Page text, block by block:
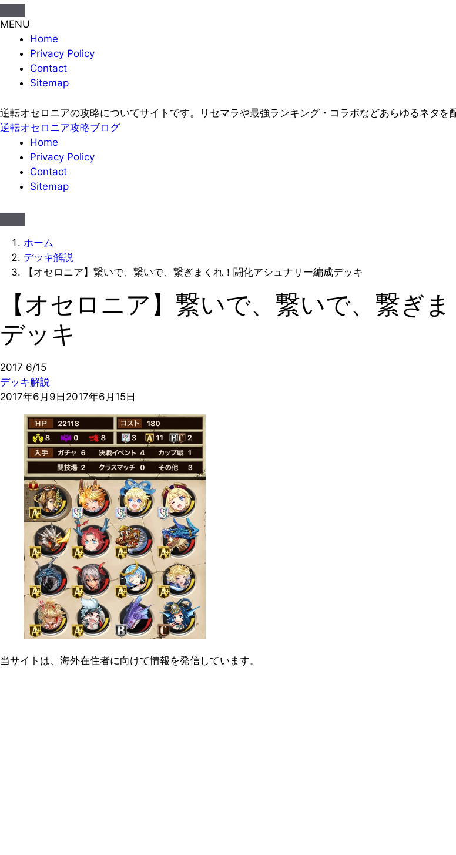
MENU
Home
Privacy Policy
Contact
Sitemap
逆転オセロニアの攻略についてサイトです。リセマラや最強ランキング・コラボなどあらゆるネタを
逆転オセロニア攻略ブログ
Home
Privacy Policy
Contact
Sitemap
ホーム
デッキ解説
【オセロニア】繋いで、繋いで、繋ぎまくれ！闘化アシュナリー編成デッキ
【オセロニア】繋いで、繋いで、繋ぎ
デッキ
2017 6/15
デッキ解説
2017年6月9日 2017年6月15日
当サイトは、海外在住者に向けて情報を発信しています。